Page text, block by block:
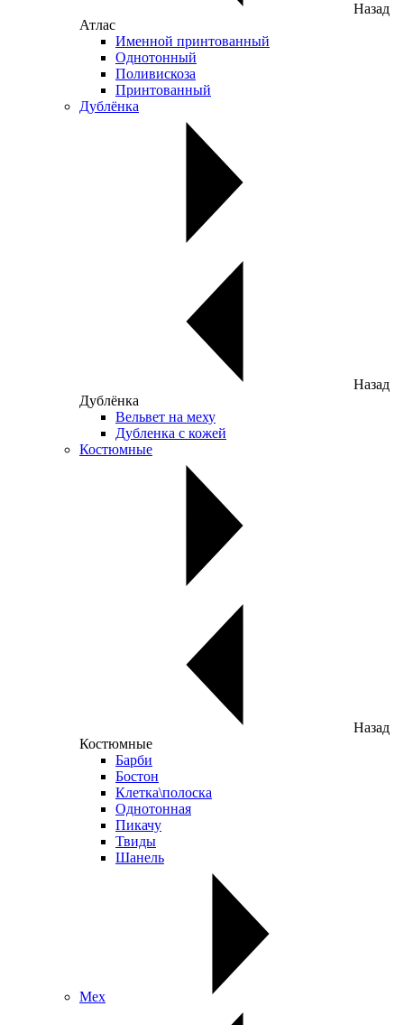
Назад
Атлас
Именной принтованный
Однотонный
Поливискоза
Принтованный
Дублёнка
Назад
Дублёнка
Вельвет на меху
Дубленка с кожей
Костюмные
Назад
Костюмные
Барби
Бостон
Клетка\полоска
Однотонная
Пикачу
Твиды
Шанель
Мех